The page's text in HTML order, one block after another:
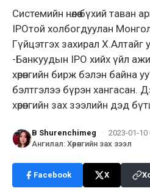
Системийн нөлөө бүхий
IPOтой холбогдуулан
Гүйцэтгэх захирал Х.Алтайг
-Банкуудын IPO хийх үйл
хөрөнгийн бирж бэлэн байна
бэлтгэлээ бүрэн хангасан.
хөрөнгийн зах зээлийн дэд
B Shurenchimeg · 2023-01-10
Ангилал: Хөрөнгийн зах зээл
Facebook X